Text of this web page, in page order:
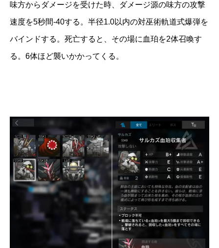
味方からダメージを受けた時、ダメージ源の味方の攻撃
速度を5秒間-40する。半径1.0以内の対巫術軌道式爆弾を
バインドする。死亡すると、その場に血珀を2体召喚す
る。6体ほど襲いかかってくる。